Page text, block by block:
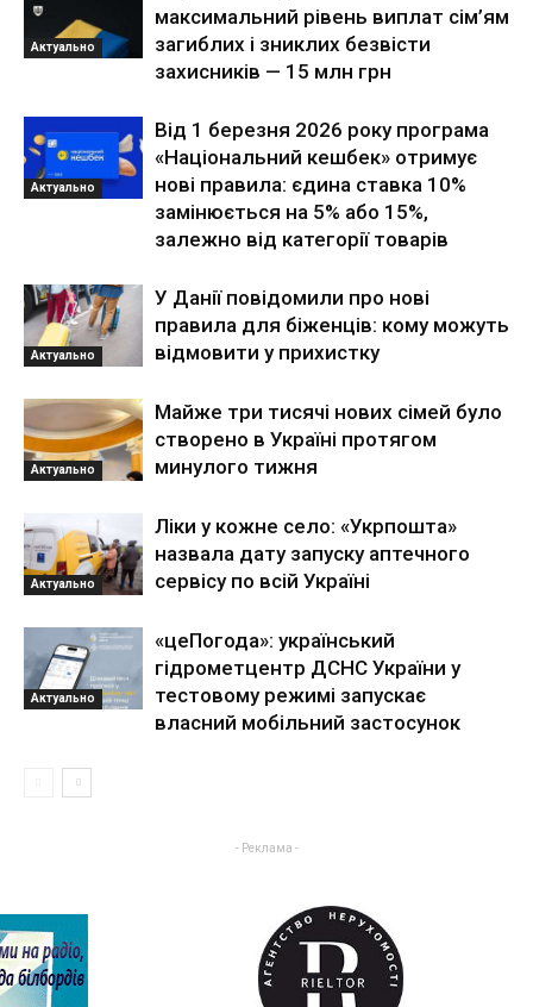
Актуально
максимальний рівень виплат сім’ям
загиблих і зниклих безвісти
захисників — 15 млн грн
Актуально
Від 1 березня 2026 року програма
«Національний кешбек» отримує
нові правила: єдина ставка 10%
замінюється на 5% або 15%,
залежно від категорії товарів
Актуально
У Данії повідомили про нові
правила для біженців: кому можуть
відмовити у прихистку
Актуально
Майже три тисячі нових сімей було
створено в Україні протягом
минулого тижня
Актуально
Ліки у кожне село: «Укрпошта»
назвала дату запуску аптечного
сервісу по всій Україні
Актуально
«цеПогода»: український
гідрометцентр ДСНС України у
тестовому режимі запускає
власний мобільний застосунок
- Реклама -